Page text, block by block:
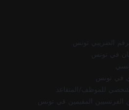
الضريبي تونس
في تونس
في تونس
للموظف/المتقاعد
الفرنسيين المقيمين في تونس